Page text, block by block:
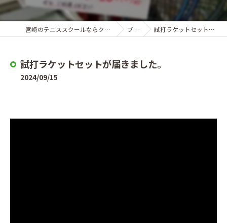
宮崎のテニススクールならクラブハウスイワキリ ブログ 試打ラケットセットが届きました。
試打ラケットセットが届きました。
2024/09/15